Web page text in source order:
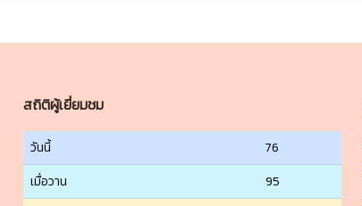
สถิติผู้เยี่ยมชม
วันนี้
76
เมื่อวาน
95